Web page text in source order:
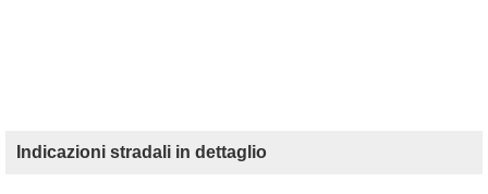
Indicazioni stradali in dettaglio